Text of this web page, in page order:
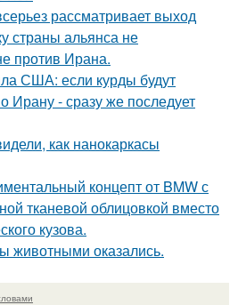
рассматривает выход
страны альянса не
против Ирана.
США: если курды будут
Ирану - сразу же последует
как нанокаркасы
концепт от BMW с
тканевой облицовкой вместо
кузова.
животными оказались.